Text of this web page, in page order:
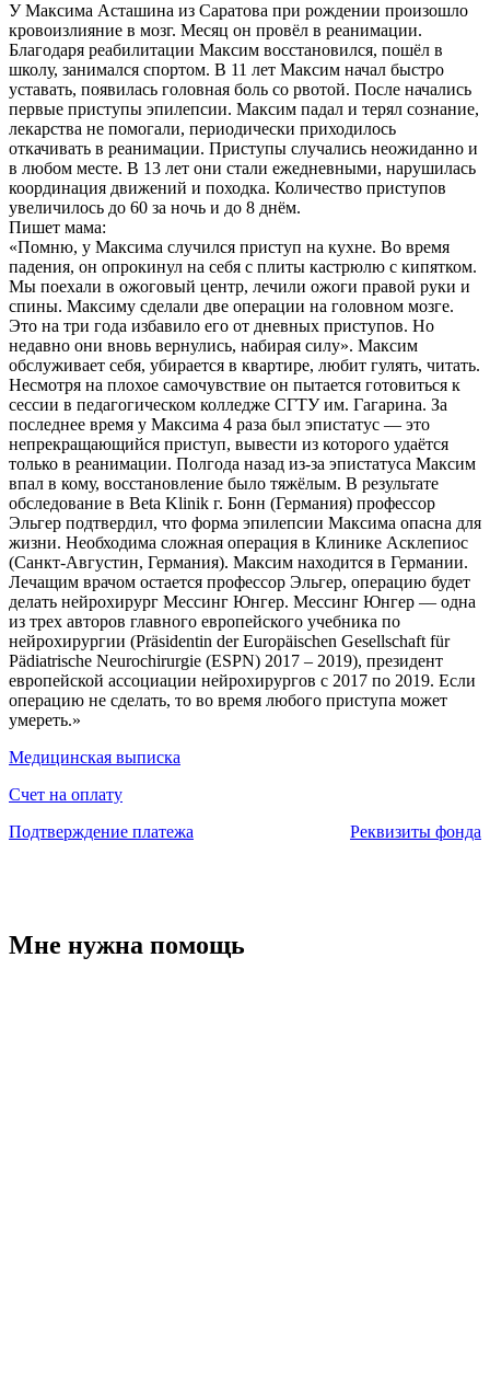
У Максима Асташина из Саратова при рождении произошло
кровоизлияние в мозг. Месяц он провёл в реанимации.
Благодаря реабилитации Максим восстановился, пошёл в
школу, занимался спортом. В 11 лет Максим начал быстро
уставать, появилась головная боль со рвотой. После начались
первые приступы эпилепсии. Максим падал и терял сознание,
лекарства не помогали, периодически приходилось
откачивать в реанимации. Приступы случались неожиданно и
в любом месте. В 13 лет они стали ежедневными, нарушилась
координация движений и походка. Количество приступов
увеличилось до 60 за ночь и до 8 днём.
Пишет мама:
«Помню, у Максима случился приступ на кухне. Во время
падения, он опрокинул на себя с плиты кастрюлю с кипятком.
Мы поехали в ожоговый центр, лечили ожоги правой руки и
спины. Максиму сделали две операции на головном мозге.
Это на три года избавило его от дневных приступов. Но
недавно они вновь вернулись, набирая силу». Максим
обслуживает себя, убирается в квартире, любит гулять, читать.
Несмотря на плохое самочувствие он пытается готовиться к
сессии в педагогическом колледже СГТУ им. Гагарина. За
последнее время у Максима 4 раза был эпистатус — это
непрекращающийся приступ, вывести из которого удаётся
только в реанимации. Полгода назад из-за эпистатуса Максим
впал в кому, восстановление было тяжёлым. В результате
обследование в Beta Klinik г. Бонн (Германия) профессор
Эльгер подтвердил, что форма эпилепсии Максима опасна для
жизни. Необходима сложная операция в Клинике Асклепиос
(Санкт-Августин, Германия). Максим находится в Германии.
Лечащим врачом остается профессор Эльгер, операцию будет
делать нейрохирург Мессинг Юнгер. Мессинг Юнгер — одна
из трех авторов главного европейского учебника по
нейрохирургии (Präsidentin der Europäischen Gesellschaft für
Pädiatrische Neurochirurgie (ESPN) 2017 – 2019), президент
европейской ассоциации нейрохирургов с 2017 по 2019. Если
операцию не сделать, то во время любого приступа может
умереть.»
Медицинская выписка
Счет на оплату
Подтверждение платежа
Реквизиты фонда
Мне нужна помощь